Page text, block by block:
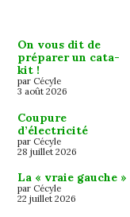
On vous dit de
préparer un cata-
kit !
par Cécyle
3 août 2026
Coupure
d’électricité
par Cécyle
28 juillet 2026
La « vraie gauche »
par Cécyle
22 juillet 2026